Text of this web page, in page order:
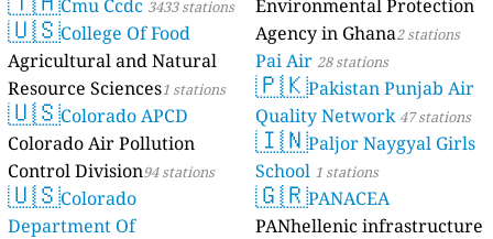
Cmu Ccdc 3433 stations
🇺🇸College Of Food
Agricultural and Natural
Resource Sciences1 stations
🇺🇸Colorado APCD
Colorado Air Pollution
Control Division94 stations
🇺🇸Colorado
Department Of
Environmental Protection
Agency in Ghana2 stations
Pai Air 28 stations
🇵🇰Pakistan Punjab Air
Quality Network 47 stations
🇮🇳Paljor Naygyal Girls
School 1 stations
🇬🇷PANACEA
PANhellenic infrastructure